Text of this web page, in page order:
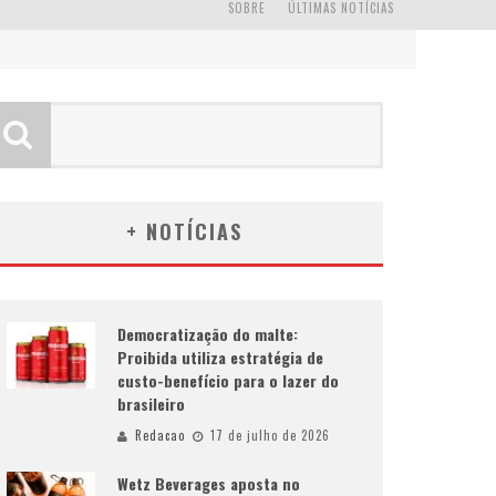
ÚLTIMAS NOTÍCIAS
SOBRE
+ NOTÍCIAS
Democratização do malte:
Proibida utiliza estratégia de
custo-benefício para o lazer do
brasileiro
Redacao 17 de julho de 2026
Wetz Beverages aposta no